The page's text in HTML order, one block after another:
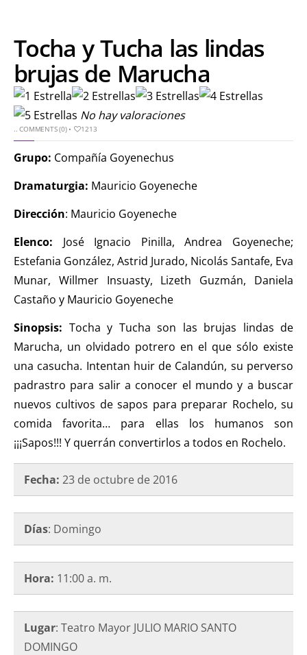
Tocha y Tucha las lindas
brujas de Marucha
No hay valoraciones
..COMMENTS (0)• 1213
Grupo: Compañía Goyenechus
Dramaturgia: Mauricio Goyeneche
Dirección: Mauricio Goyeneche
Elenco: José Ignacio Pinilla, Andrea Goyeneche;
Estefania González, Astrid Jurado, Nicolás Santafe, Eva
Munar, Willmer Insuasty, Lizeth Guzmán, Daniela
Castaño y Mauricio Goyeneche
Sinopsis: Tocha y Tucha son las brujas lindas de
Marucha, un olvidado potrero en el que sólo existe
una casucha. Intentan huir de Calandún, su perverso
padrastro para salir a conocer el mundo y a buscar
nuevos cultivos de sapos para preparar Rochelo, su
comida favorita… para ellas los humanos son
¡¡¡Sapos!!! Y querrán convertirlos a todos en Rochelo.
Fecha: 23 de octubre de 2016
Días: Domingo
Hora: 11:00 a. m.
Lugar: Teatro Mayor JULIO MARIO SANTO
DOMINGO